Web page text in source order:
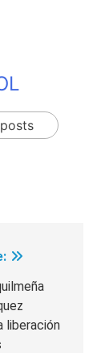
liberación